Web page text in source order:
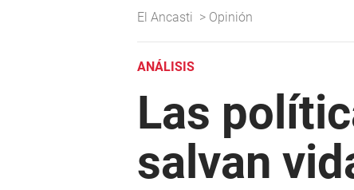
El Ancasti > Opinión
ANÁLISIS
Las
salvan